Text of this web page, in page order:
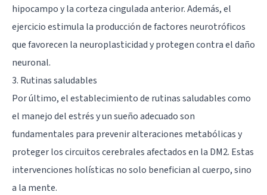
hipocampo y la corteza cingulada anterior. Además, el
ejercicio estimula la producción de factores neurotróficos
que favorecen la neuroplasticidad y protegen contra el daño
neuronal.
3. Rutinas saludables
Por último, el establecimiento de rutinas saludables como
el manejo del estrés y un sueño adecuado son
fundamentales para prevenir alteraciones metabólicas y
proteger los circuitos cerebrales afectados en la DM2. Estas
intervenciones holísticas no solo benefician al cuerpo, sino
a la mente.